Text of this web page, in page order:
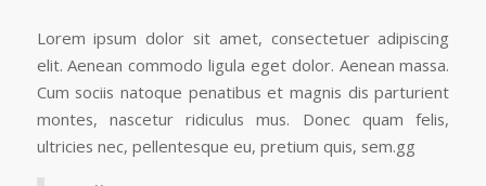
Lorem ipsum dolor sit amet, consectetuer adipiscing
elit. Aenean commodo ligula eget dolor. Aenean massa.
Cum sociis natoque penatibus et magnis dis parturient
montes, nascetur ridiculus mus. Donec quam felis,
ultricies nec, pellentesque eu, pretium quis, sem.gg